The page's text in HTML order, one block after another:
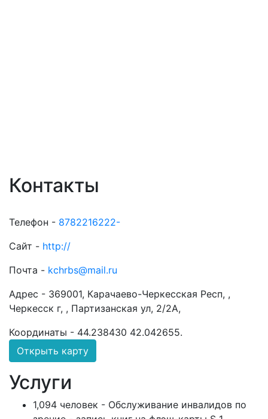
Контакты
Телефон - 8782216222-
Сайт - http://
Почта - kchrbs@mail.ru
Адрес - 369001, Карачаево-Черкесская Респ, ,
Черкесск г, , Партизанская ул, 2/2А,
Координаты - 44.238430 42.042655.
Открыть карту
Услуги
1,094 человек - Обслуживание инвалидов по